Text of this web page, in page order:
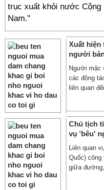
trục xuất khỏi nước Cộng
Nam."
Xuất hiện
người
Người mặc
các động
liên quan
Chủ tịch
vụ 'bêu'
Liên quan
Quốc) công
giữa